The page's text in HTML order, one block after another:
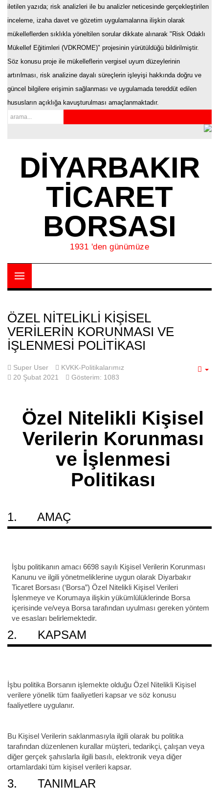
iletilen yazıda; risk analizleri ile bu analizler neticesinde gerçekleştirilen
inceleme, izaha davet ve gözetim uygulamalarına ilişkin olarak
mükelleflerden sıklıkla yöneltilen sorular dikkate alınarak "Risk Odaklı
Mükellef Eğitimleri (VDKROME)" projesinin yürütüldüğü bildirilmiştir.
Söz konusu proje ile mükelleflerin vergisel uyum düzeylerinin
artırılması, risk analizine dayalı süreçlerin işleyişi hakkında doğru ve
güncel bilgilere erişimin sağlanması ve uygulamada tereddüt edilen
hususların açıklığa kavuşturulması amaçlanmaktadır.
DİYARBAKIR
TİCARET
BORSASI
1931 'den günümüze
ÖZEL NITELIKLI KIŞISEL
VERILERIN KORUNMASI VE
İŞLENMESI POLITIKASI
Super User
KVKK-Politikalarımız
20 Şubat 2021
Gösterim: 1083
Özel Nitelikli Kişisel
Verilerin Korunması
ve İşlenmesi
Politikası
1. AMAÇ
İşbu politikanın amacı 6698 sayılı Kişisel Verilerin Korunması
Kanunu ve ilgili yönetmeliklerine uygun olarak Diyarbakır
Ticaret Borsası (‘Borsa”) Özel Nitelikli Kişisel Verileri
İşlenmeye ve Korumaya ilişkin yükümlülüklerinde Borsa
içerisinde ve/veya Borsa tarafından uyulması gereken yöntem
ve esasları belirlemektedir.
2. KAPSAM
İşbu politika Borsanın işlemekte olduğu Özel Nitelikli Kişisel
verilere yönelik tüm faaliyetleri kapsar ve söz konusu
faaliyetlere uygulanır.
Bu Kişisel Verilerin saklanmasıyla ilgili olarak bu politika
tarafından düzenlenen kurallar müşteri, tedarikçi, çalışan veya
diğer gerçek şahıslarla ilgili basılı, elektronik veya diğer
ortamlardaki tüm kişisel verileri kapsar.
3. TANIMLAR